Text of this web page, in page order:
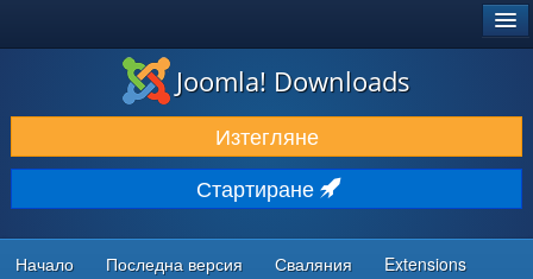
ИЗТЕГЛЯНЕ & РАЗШИРЯВАНЕ
ОТКРИВАЙТЕ & УЧЕТЕ
ОБЩНОСТ & ПОДДРЪЖКА
РЕСУРСИ ЗА РАЗРАБОТКА
Joomla! Downloads
Изтегляне
Стартиране
Начало Последна версия Сваляния Extensions